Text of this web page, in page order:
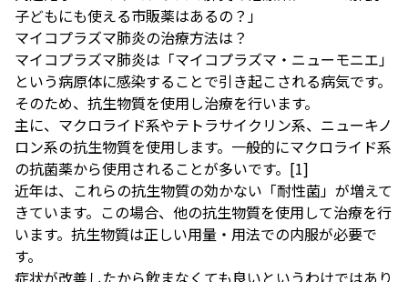
子どもにも使える市販薬はあるの？」
マイコプラズマ肺炎の治療方法は？
マイコプラズマ肺炎は「マイコプラズマ・ニューモニエ」
という病原体に感染することで引き起こされる病気です。
そのため、抗生物質を使用し治療を行います。
主に、マクロライド系やテトラサイクリン系、ニューキノ
ロン系の抗生物質を使用します。一般的にマクロライド系
の抗菌薬から使用されることが多いです。 [1]
近年は、これらの抗生物質の効かない「耐性菌」が増えて
きています。この場合、他の抗生物質を使用して治療を行
います。抗生物質は正しい用量・用法での内服が必要で
す。
症状が改善したから飲まなくても良いというわけではあり